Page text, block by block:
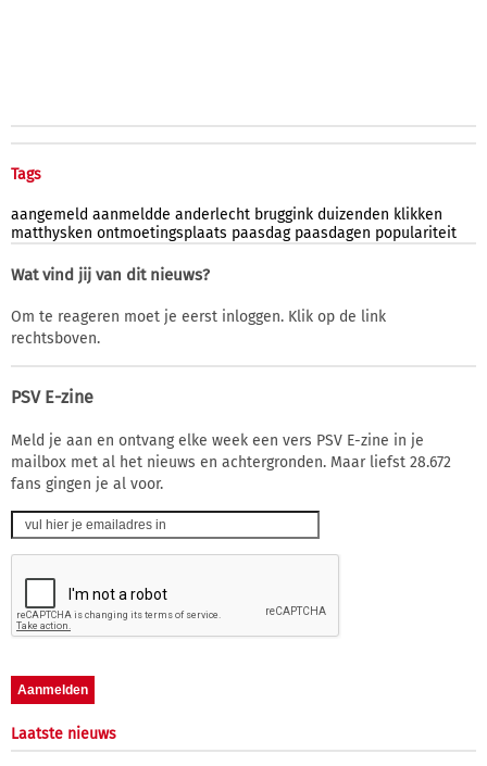
Tags
aangemeld aanmeldde anderlecht bruggink duizenden klikken
matthysken ontmoetingsplaats paasdag paasdagen populariteit
Wat vind jij van dit nieuws?
Om te reageren moet je eerst inloggen. Klik op de link
rechtsboven.
PSV E-zine
Meld je aan en ontvang elke week een vers PSV E-zine in je
mailbox met al het nieuws en achtergronden. Maar liefst 28.672
fans gingen je al voor.
Laatste nieuws